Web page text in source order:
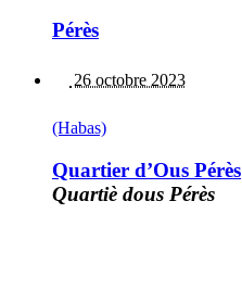
Pérès
26 octobre 2023
(Habas)
Quartier d’Ous Pérès
Quartiè dous Pérès